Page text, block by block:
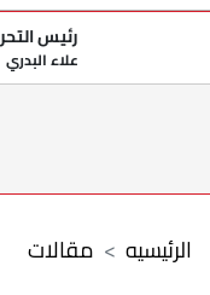
رئيس
علاء البدري
مقالات الرئيسيه